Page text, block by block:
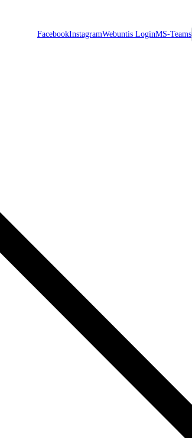
FacebookInstagramWebuntis LoginMS-Teams